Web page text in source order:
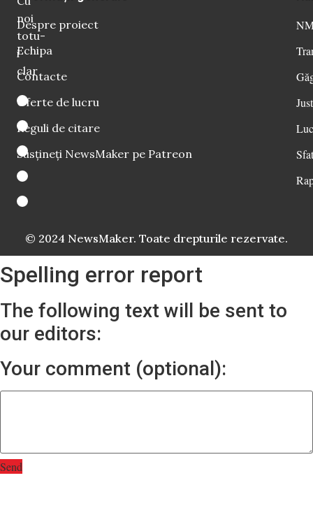
noi
totu-
i
clar
Despre proiect
Echipa
Contacte
Oferte de lucru
Reguli de citare
Susțineți NewsMaker pe Patreon
© 2024 NewsMaker. Toate drepturile rezervate.
Spelling error report
The following text will be sent to
our editors:
Your comment (optional):
Send